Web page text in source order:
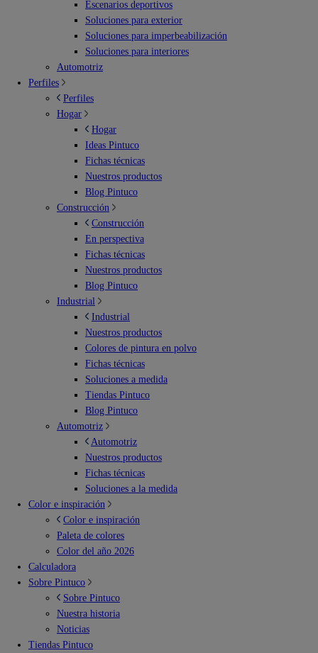
Escenarios deportivos
Soluciones para exterior
Soluciones para imperbeabilización
Soluciones para interiores
Automotriz
Perfiles
Perfiles
Hogar
Hogar
Ideas Pintuco
Fichas técnicas
Nuestros productos
Blog Pintuco
Construcción
Construcción
En perspectiva
Fichas técnicas
Nuestros productos
Blog Pintuco
Industrial
Industrial
Nuestros productos
Colores de pintura en polvo
Fichas técnicas
Soluciones a medida
Tiendas Pintuco
Blog Pintuco
Automotriz
Automotriz
Nuestros productos
Fichas técnicas
Soluciones a la medida
Color e inspiración
Color e inspiración
Paleta de colores
Color del año 2026
Calculadora
Sobre Pintuco
Sobre Pintuco
Nuestra historia
Noticias
Tiendas Pintuco